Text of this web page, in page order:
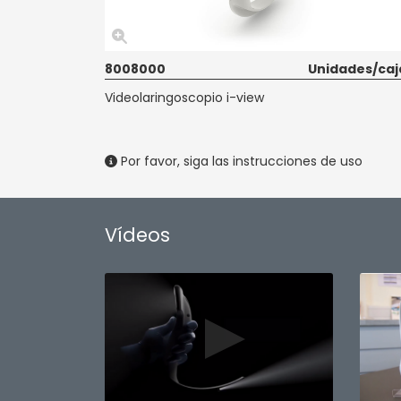
8008000
Unidades/
Videolaringoscopio i-view
Por favor, siga las instrucciones de uso
Vídeos